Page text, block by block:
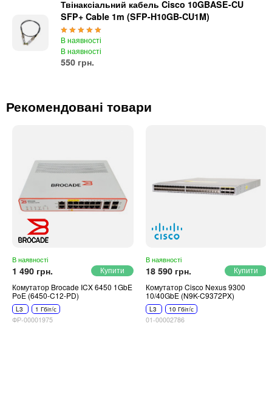
Твінаксіальний кабель Cisco 10GBASE-CU
SFP+ Cable 1m (SFP-H10GB-CU1M)
В наявності
В наявності
550 грн.
Рекомендовані товари
В наявності
1 490 грн.
Комутатор Brocade ICX 6450 1GbE
PoE (6450-C12-PD)
L3 1 Гбіт/с
ФР-00001975
В наявності
18 590 грн.
Комутатор Cisco Nexus 9300
10/40GbE (N9K-C9372PX)
L3 10 Гбіт/с
01-00002786